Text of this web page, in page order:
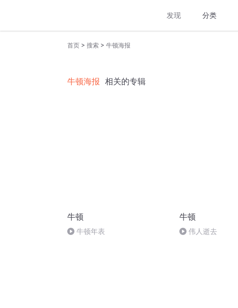
发现 分类
首页 > 搜索 > 牛顿海报
牛顿海报 相关的专辑
牛顿
牛顿年表
牛顿
伟人逝去